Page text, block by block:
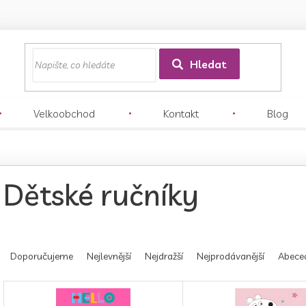
Hledat
Velkoobchod Kontakt Blog
Dětské ručníky
a
e
Doporučujeme Nejlevnější Nejdražší Nejprodávanější
V